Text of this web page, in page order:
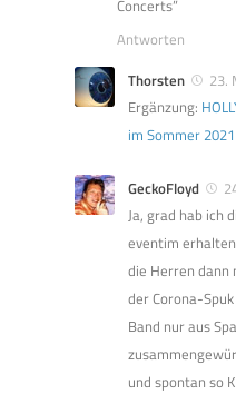
Concerts”
Antworten
Thorsten
23.
Ergänzung:
im Sommer
GeckoFloyd
Ja, grad hab ich
eventim
die Herren dann
der Corona-
Band nur aus
und spontan so